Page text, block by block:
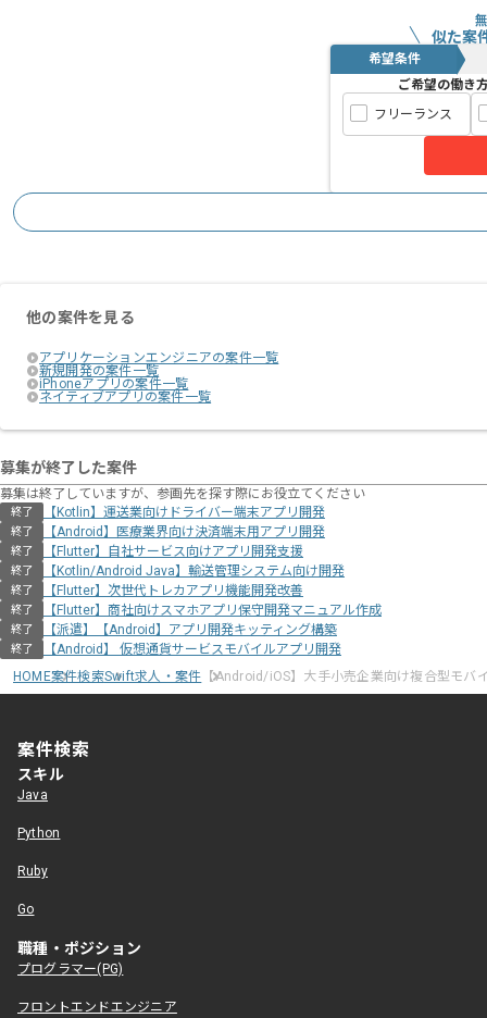
似た案
希望条件
ご希望の働き
フリーランス
他の案件を見る
アプリケーションエンジニアの案件一覧
新規開発の案件一覧
iPhoneアプリの案件一覧
ネイティブアプリの案件一覧
募集が終了した案件
募集は終了していますが、参画先を探す際にお役立てください
終了 【Kotlin】運送業向けドライバー端末アプリ開発
終了 【Android】医療業界向け決済端末用アプリ開発
終了 【Flutter】自社サービス向けアプリ開発支援
終了 【Kotlin/Android Java】輸送管理システム向け開発
終了 【Flutter】次世代トレカアプリ機能開発改善
終了 【Flutter】商社向けスマホアプリ保守開発マニュアル作成
終了 【派遣】【Android】アプリ開発キッティング構築
終了
【Android】 仮想通貨サービスモバイルアプリ開発
HOME案件検索Swift求人・案件 【Android/iOS】大手小売企業向け複合型モバ
案件検索
スキル
Java
Python
Ruby
Go
職種・ポジション
プログラマー(PG)
フロントエンドエンジニア